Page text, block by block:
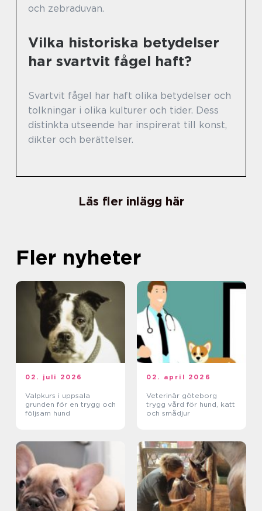
och zebraduvan.
Vilka historiska betydelser
har svartvit fågel haft?
Svartvit fågel har haft olika betydelser och
tolkningar i olika kulturer och tider. Dess
distinkta utseende har inspirerat till konst,
dikter och berättelser.
Läs fler inlägg här
Fler nyheter
02. juli 2026
Valpkurs i uppsala
grunden för en trygg och
följsam hund
02. april 2026
Veterinär göteborg
trygg vård för hund, katt
och smådjur